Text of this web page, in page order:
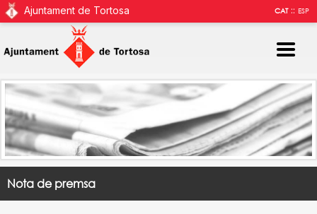
Ajuntament de Tortosa CAT::ESP
Nota de premsa